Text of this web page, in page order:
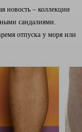
новость – коллекции
сандалиями.
отпуска у моря или